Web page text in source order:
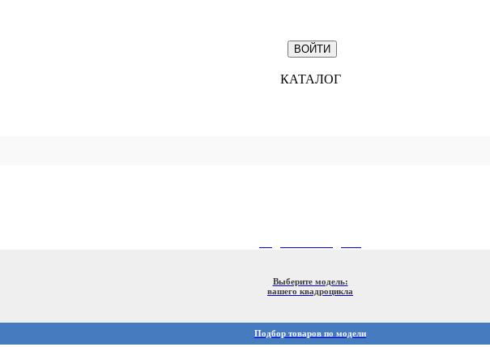
КАТАЛОГ
Выберите модель:
вашего квадроцикла
Подбор товаров по модели